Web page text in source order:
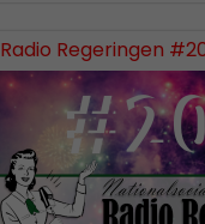
Radio Regeringen